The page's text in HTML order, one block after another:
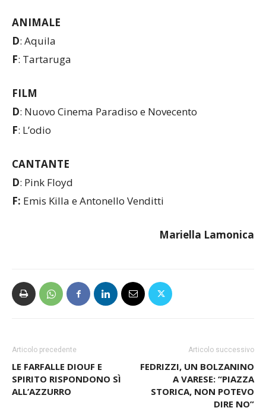
ANIMALE
D: Aquila
F: Tartaruga
FILM
D: Nuovo Cinema Paradiso e Novecento
F: L’odio
CANTANTE
D: Pink Floyd
F: Emis Killa e Antonello Venditti
Mariella Lamonica
Articolo precedente
LE FARFALLE DIOUF E
SPIRITO RISPONDONO SÌ
ALL’AZZURRO
Articolo successivo
FEDRIZZI, UN BOLZANINO
A VARESE: “PIAZZA
STORICA, NON POTEVO
DIRE NO”